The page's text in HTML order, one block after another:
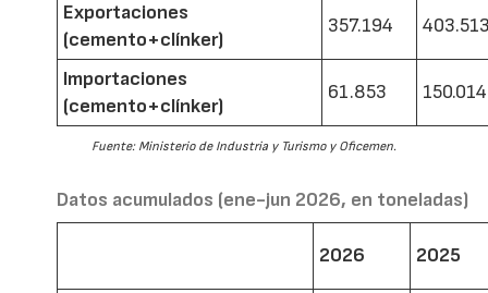
Exportaciones
(cemento+clínker)
357.194
Importaciones
(cemento+clínker)
61.853 150.014
Fuente: Ministerio de Industria y Turismo y Oficemen.
Datos acumulados (ene-jun 2026, en toneladas)
2026 2025